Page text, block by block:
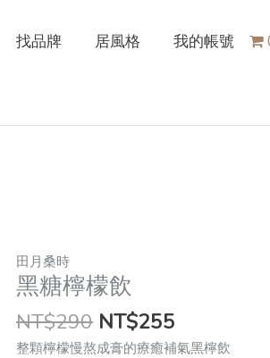
找品牌 居風格 我的帳號
田月桑時
黑糖檸檬飲
NT$290 NT$255
整顆檸檬慢熬成膏的療癒補氣黑檸飲
黑
糖
檬
飲